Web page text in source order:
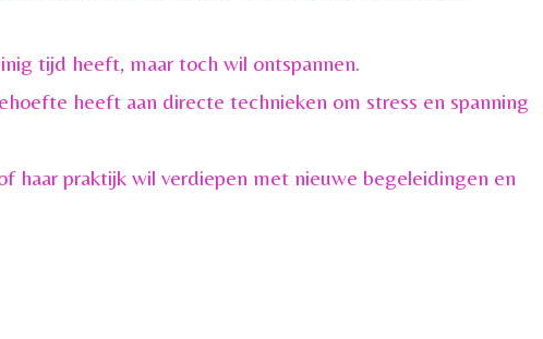
tijd heeft, maar toch wil ontspannen.
heeft aan directe technieken om stress en spanning
haar praktijk wil verdiepen met nieuwe begeleidingen en